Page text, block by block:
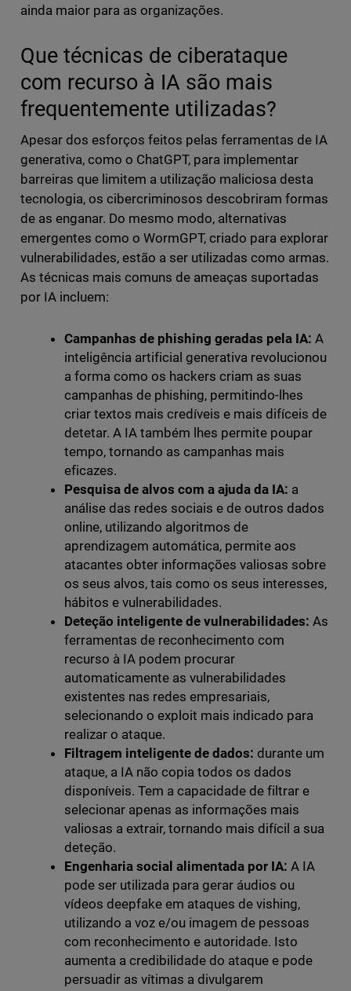
ainda maior para as organizações.
Que técnicas de ciberataque
com recurso à IA são mais
frequentemente utilizadas?
Apesar dos esforços feitos pelas ferramentas de IA
generativa, como o ChatGPT, para implementar
barreiras que limitem a utilização maliciosa desta
tecnologia, os cibercriminosos descobriram formas
de as enganar. Do mesmo modo, alternativas
emergentes como o WormGPT, criado para explorar
vulnerabilidades, estão a ser utilizadas como armas.
As técnicas mais comuns de ameaças suportadas
por IA incluem:
Campanhas de phishing geradas pela IA: A
inteligência artificial generativa revolucionou
a forma como os hackers criam as suas
campanhas de phishing, permitindo-lhes
criar textos mais credíveis e mais difíceis de
detetar. A IA também lhes permite poupar
tempo, tornando as campanhas mais
eficazes.
Pesquisa de alvos com a ajuda da IA: a
análise das redes sociais e de outros dados
online, utilizando algoritmos de
aprendizagem automática, permite aos
atacantes obter informações valiosas sobre
os seus alvos, tais como os seus interesses,
hábitos e vulnerabilidades.
Deteção inteligente de vulnerabilidades: As
ferramentas de reconhecimento com
recurso à IA podem procurar
automaticamente as vulnerabilidades
existentes nas redes empresariais,
selecionando o exploit mais indicado para
realizar o ataque.
Filtragem inteligente de dados: durante um
ataque, a IA não copia todos os dados
disponíveis. Tem a capacidade de filtrar e
selecionar apenas as informações mais
valiosas a extrair, tornando mais difícil a sua
deteção.
Engenharia social alimentada por IA: A IA
pode ser utilizada para gerar áudios ou
vídeos deepfake em ataques de vishing,
utilizando a voz e/ou imagem de pessoas
com reconhecimento e autoridade. Isto
aumenta a credibilidade do ataque e pode
persuadir as vítimas a divulgarem